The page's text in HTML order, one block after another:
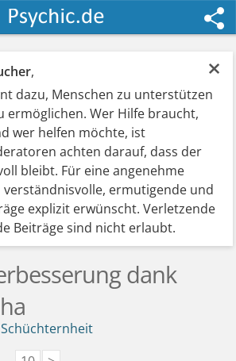
×
,
dazu, Menschen zu unterstützen
ermöglichen. Wer Hilfe braucht,
wer helfen möchte, ist
achten darauf, dass der
bleibt. Für eine angenehme
ermutigende und
explizit erwünscht. Verletzende
Beiträge sind nicht erlaubt.
dank